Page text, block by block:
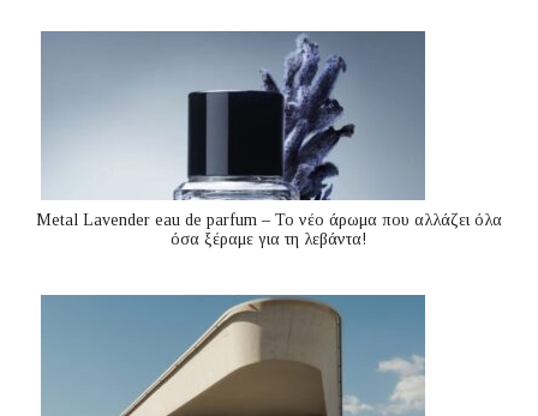
Metal Lavender eau de parfum – Το νέο άρωμα που αλλάζει όλα
όσα ξέραμε για τη λεβάντα!